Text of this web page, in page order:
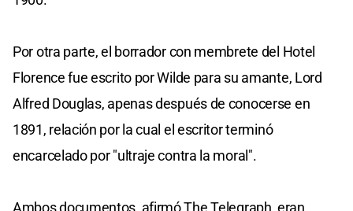
Por otra parte, el borrador con membrete del Hotel
Florence fue escrito por Wilde para su amante, Lord
Alfred Douglas, apenas después de conocerse en
1891, relación por la cual el escritor terminó
encarcelado por "ultraje contra la moral".
Ambos documentos, afirmó The Telegraph, eran